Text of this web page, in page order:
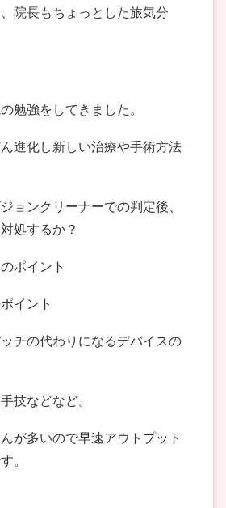
院長もちょっとした旅気分
勉強をしてきました。
進化し新しい治療や手術方法
ョンクリーナーでの判定後、
処するか？
ポイント
イント
チの代わりになるデバイスの
技などなど。
が多いので早速アウトプット
。